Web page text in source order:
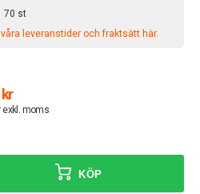
70 st
leveranstider och fraktsätt här.
exkl. moms
KÖP